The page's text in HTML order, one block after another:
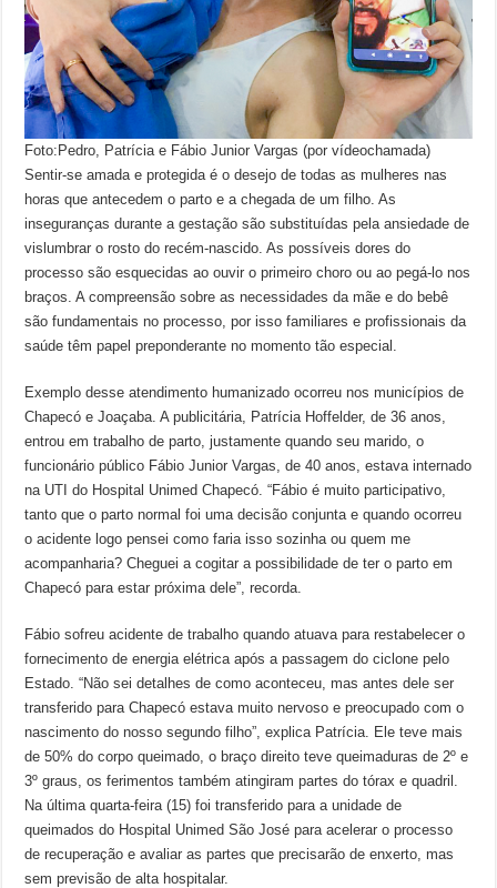
Foto:Pedro, Patrícia e Fábio Junior Vargas (por vídeochamada)
Sentir-se amada e protegida é o desejo de todas as mulheres nas
horas que antecedem o parto e a chegada de um filho. As
inseguranças durante a gestação são substituídas pela ansiedade de
vislumbrar o rosto do recém-nascido. As possíveis dores do
processo são esquecidas ao ouvir o primeiro choro ou ao pegá-lo nos
braços. A compreensão sobre as necessidades da mãe e do bebê
são fundamentais no processo, por isso familiares e profissionais da
saúde têm papel preponderante no momento tão especial.
Exemplo desse atendimento humanizado ocorreu nos municípios de
Chapecó e Joaçaba. A publicitária, Patrícia Hoffelder, de 36 anos,
entrou em trabalho de parto, justamente quando seu marido, o
funcionário público Fábio Junior Vargas, de 40 anos, estava internado
na UTI do Hospital Unimed Chapecó. “Fábio é muito participativo,
tanto que o parto normal foi uma decisão conjunta e quando ocorreu
o acidente logo pensei como faria isso sozinha ou quem me
acompanharia? Cheguei a cogitar a possibilidade de ter o parto em
Chapecó para estar próxima dele”, recorda.
Fábio sofreu acidente de trabalho quando atuava para restabelecer o
fornecimento de energia elétrica após a passagem do ciclone pelo
Estado. “Não sei detalhes de como aconteceu, mas antes dele ser
transferido para Chapecó estava muito nervoso e preocupado com o
nascimento do nosso segundo filho”, explica Patrícia. Ele teve mais
de 50% do corpo queimado, o braço direito teve queimaduras de 2º e
3º graus, os ferimentos também atingiram partes do tórax e quadril.
Na última quarta-feira (15) foi transferido para a unidade de
queimados do Hospital Unimed São José para acelerar o processo
de recuperação e avaliar as partes que precisarão de enxerto, mas
sem previsão de alta hospitalar.